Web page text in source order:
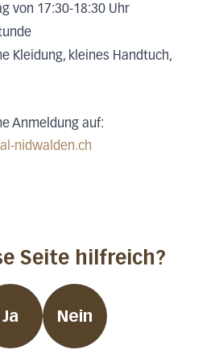
von 17:30-18:30 Uhr
Kleidung, kleines Handtuch,
Anmeldung auf:
nidwalden.ch
Seite hilfreich?
Ja Nein